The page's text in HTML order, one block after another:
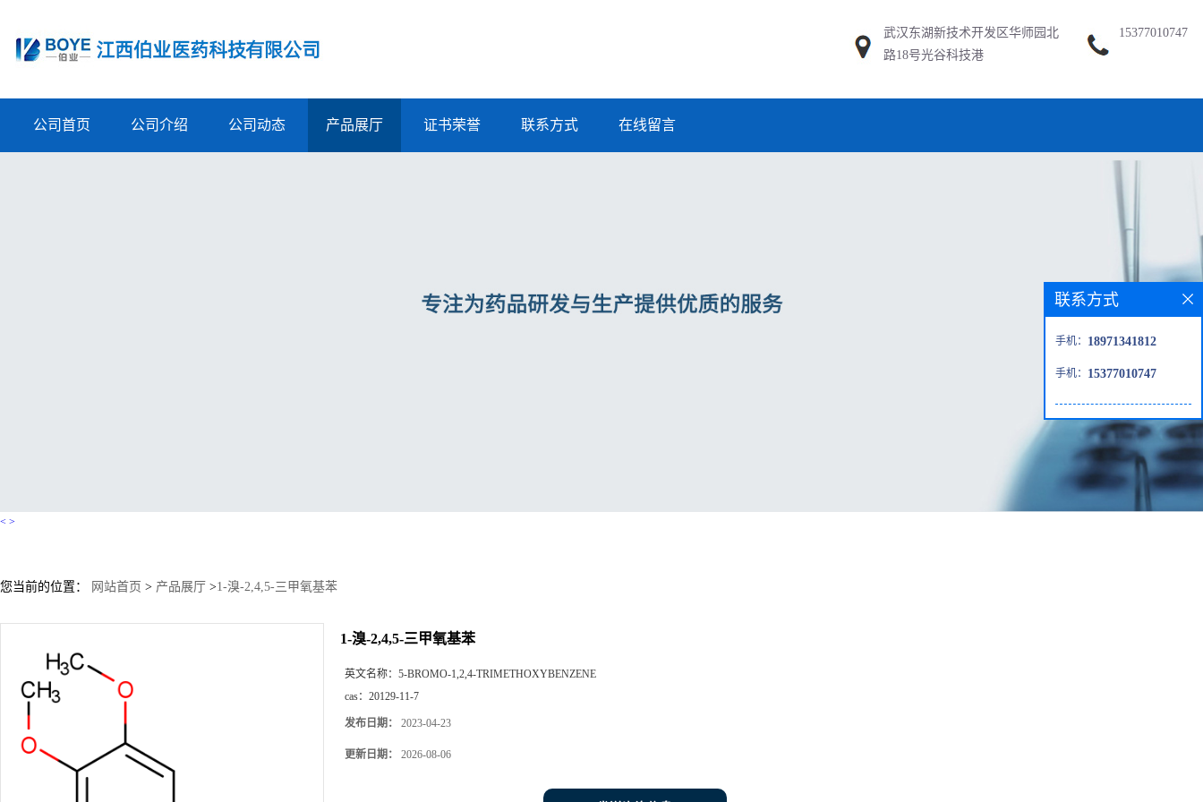
武汉东湖新技术开发区华师园北
路18号光谷科技港
15377010747
公司首页 公司介绍 公司动态 产品展厅 证书荣誉 联系方式 在线留言
< >
您当前的位置： 网站首页 > 产品展厅 >1-溴-2,4,5-三甲氧基苯
1-溴-2,4,5-三甲氧基苯
英文名称： 5-BROMO-1,2,4-TRIMETHOXYBENZENE
cas： 20129-11-7
发布日期： 2023-04-23
更新日期： 2026-08-06
联系方式
手机： 18971341812
手机： 15377010747